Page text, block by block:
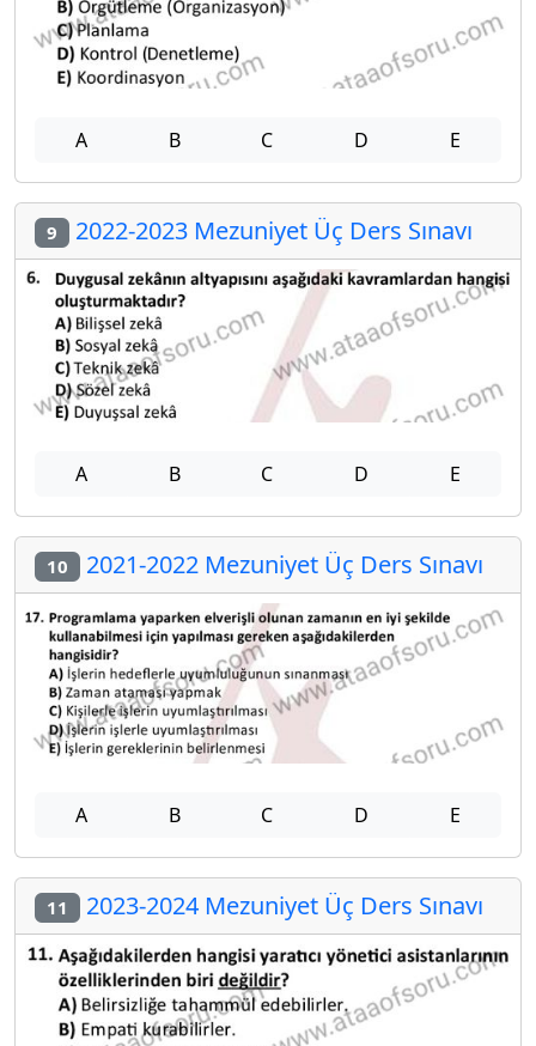
A B C D E
9 2022-2023 Mezuniyet Üç Ders Sınavı
A B C D E
10 2021-2022 Mezuniyet Üç Ders Sınavı
A B C D E
11 2023-2024 Mezuniyet Üç Ders Sınavı